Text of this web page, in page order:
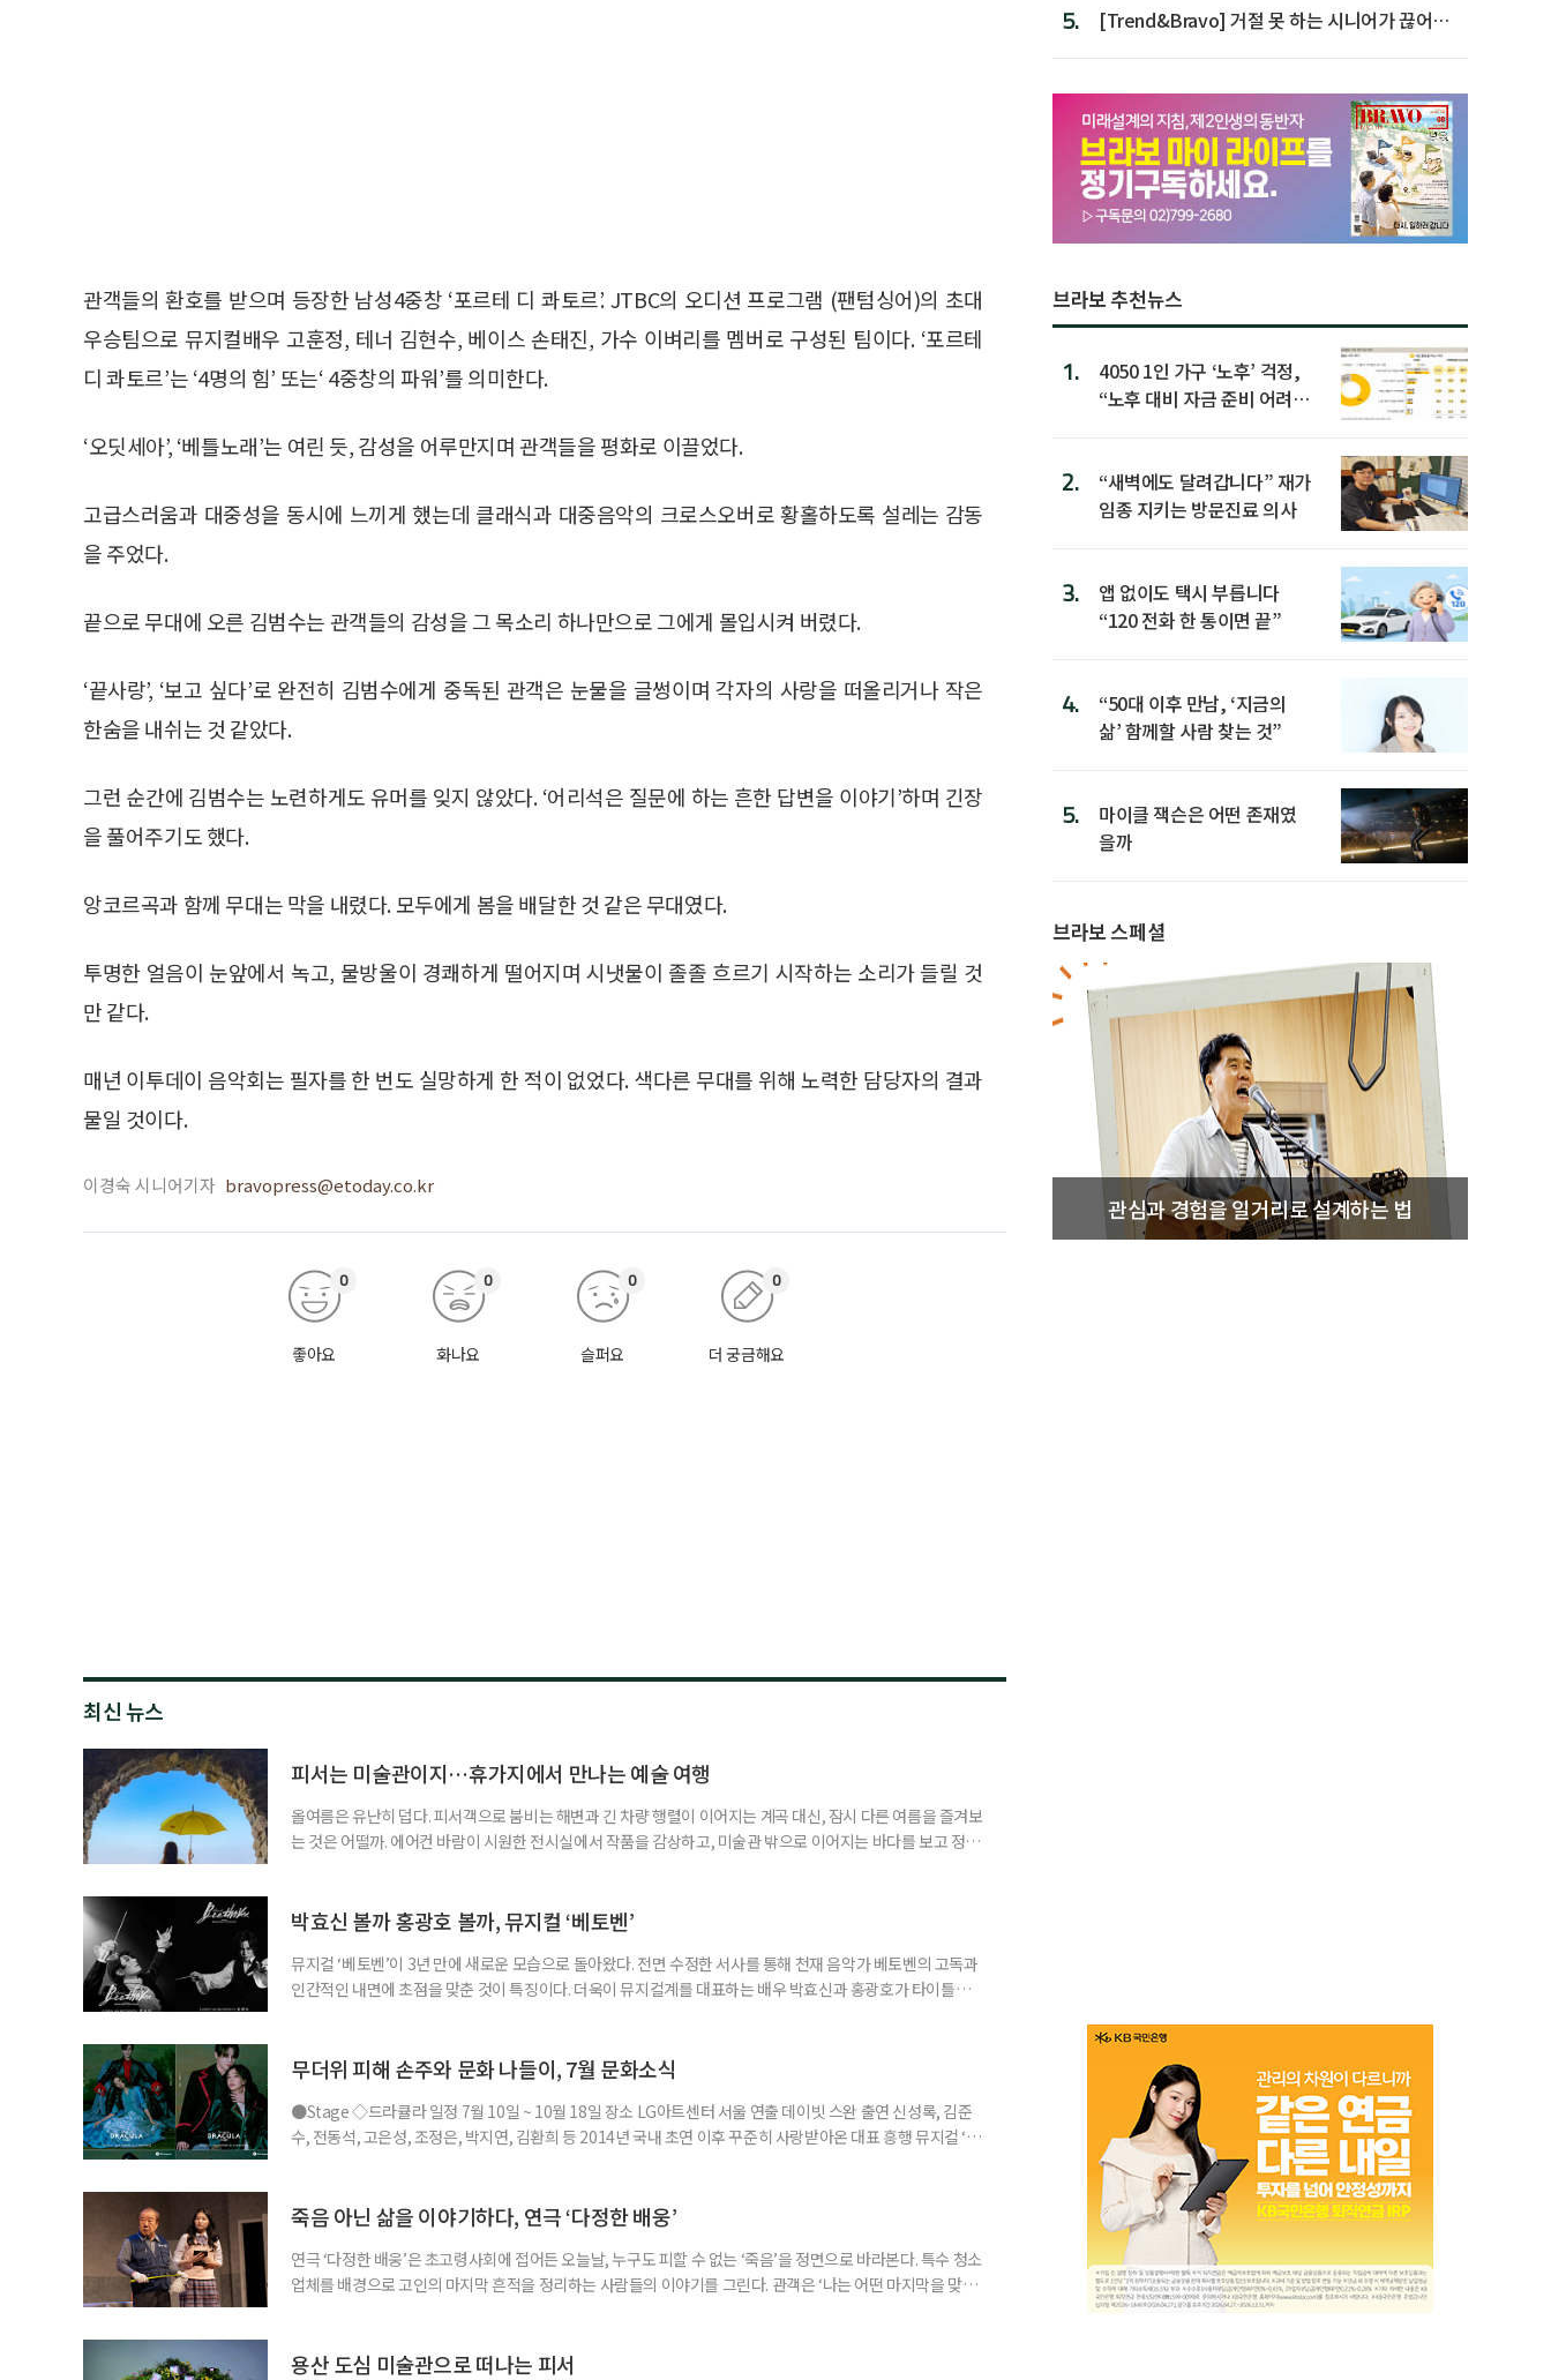
관객들의 환호를 받으며 등장한 남성4중창 ‘포르테 디 콰토르’. JTBC의 오디션 프로그램 (팬텀싱어)의 초대
우승팀으로 뮤지컬배우 고훈정, 테너 김현수, 베이스 손태진, 가수 이벼리를 멤버로 구성된 팀이다. ‘포르테
디 콰토르’는 ‘4명의 힘’ 또는‘ 4중창의 파워’를 의미한다.
‘오딧세아’, ‘베틀노래’는 여린 듯, 감성을 어루만지며 관객들을 평화로 이끌었다.
고급스러움과 대중성을 동시에 느끼게 했는데 클래식과 대중음악의 크로스오버로 황홀하도록 설레는 감동
을 주었다.
끝으로 무대에 오른 김범수는 관객들의 감성을 그 목소리 하나만으로 그에게 몰입시켜 버렸다.
‘끝사랑’, ‘보고 싶다’로 완전히 김범수에게 중독된 관객은 눈물을 글썽이며 각자의 사랑을 떠올리거나 작은
한숨을 내쉬는 것 같았다.
그런 순간에 김범수는 노련하게도 유머를 잊지 않았다. ‘어리석은 질문에 하는 흔한 답변을 이야기’하며 긴장
을 풀어주기도 했다.
앙코르곡과 함께 무대는 막을 내렸다. 모두에게 봄을 배달한 것 같은 무대였다.
투명한 얼음이 눈앞에서 녹고, 물방울이 경쾌하게 떨어지며 시냇물이 졸졸 흐르기 시작하는 소리가 들릴 것
만 같다.
매년 이투데이 음악회는 필자를 한 번도 실망하게 한 적이 없었다. 색다른 무대를 위해 노력한 담당자의 결과
물일 것이다.
이경숙 시니어기자 bravopress@etoday.co.kr
좋아요
0
화나요
0
슬퍼요
0
더 궁금해요
0
최신 뉴스
피서는 미술관이지…휴가지에서 만나는 예술 여행
올여름은 유난히 덥다. 피서객으로 붐비는 해변과 긴 차량 행렬이 이어지는 계곡 대신, 잠시 다른 여름을 즐겨보
는 것은 어떨까. 에어컨 바람이 시원한 전시실에서 작품을 감상하고, 미술관 밖으로 이어지는 바다를 보고 정원
드 강릉 여행을 계획하고 있다면 하슬라아트월드는 빼놓기 아쉬운 곳이다. ‘하슬라’는 고구려·신라시
박효신 볼까 홍광호 볼까, 뮤지컬 ‘베토벤’
뮤지컬 ‘베토벤’이 3년 만에 새로운 모습으로 돌아왔다. 전면 수정한 서사를 통해 천재 음악가 베토벤의 고독과
인간적인 내면에 초점을 맞춘 것이 특징이다. 더욱이 뮤지컬계를 대표하는 배우 박효신과 홍광호가 타이틀롤
현, •프란츠 브렌타노 : 박시원, 최호중, •베티마 브렌타노 : 성민재, 유연정 등 러닝
무더위 피해 손주와 문화 나들이, 7월 문화소식
●Stage ◇드라큘라 일정 7월 10일 ~ 10월 18일 장소 LG아트센터 서울 연출 데이빗 스완 출연 신성록, 김준
수, 전동석, 고은성, 조정은, 박지연, 김환희 등 2014년 국내 초연 이후 꾸준히 사랑받아온 대표 흥행 뮤지컬 ‘드
은성이 새롭게 드라큘라 역에 합류해 각기 다른 매력의 드라큘라를 선보인다. 드라큘
죽음 아닌 삶을 이야기하다, 연극 ‘다정한 배웅’
연극 ‘다정한 배웅’은 초고령사회에 접어든 오늘날, 누구도 피할 수 없는 ‘죽음’을 정면으로 바라본다. 특수 청소
업체를 배경으로 고인의 마지막 흔적을 정리하는 사람들의 이야기를 그린다. 관객은 ‘나는 어떤 마지막을 맞이
아트홀 출연 •반춘배 : 장용, 서인석 •박민재 & 한달수 : 정겨운, 금동현 •윤선영 : 서권
용산 도심 미술관으로 떠나는 피서
5.
[Trend&Bravo] 거절 못 하는 시니어가 끊어야
브라보 추천뉴스
1.
4050 1인 가구 ‘노후’ 걱정,
“노후 대비 자금 준비 어려
2.
“새벽에도 달려갑니다” 재가
임종 지키는 방문진료 의사
3.
앱 없이도 택시 부릅니다
“120 전화 한 통이면 끝”
4.
“50대 이후 만남, ‘지금의
삶’ 함께할 사람 찾는 것”
5.
마이클 잭슨은 어떤 존재였
을까
브라보 스페셜
관심과 경험을 일거리로 설계하는 법